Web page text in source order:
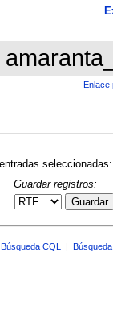
Enlace
seleccionadas:
Guardar registros:
Guardar
Búsqueda CQL